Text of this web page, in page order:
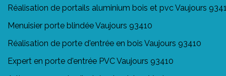
Réalisation de portails aluminium bois et pvc Vaujours
Menuisier porte blindée Vaujours 93410
Réalisation de porte d'entrée en bois Vaujours 93410
Expert en porte d'entrée PVC Vaujours 93410